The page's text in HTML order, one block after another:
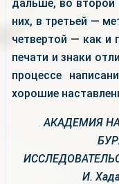
дальше, во второй
них, в третьей —
четвертой — как и
печати и знаки
процессе
хорошие
АКАДЕМИЯ
И.